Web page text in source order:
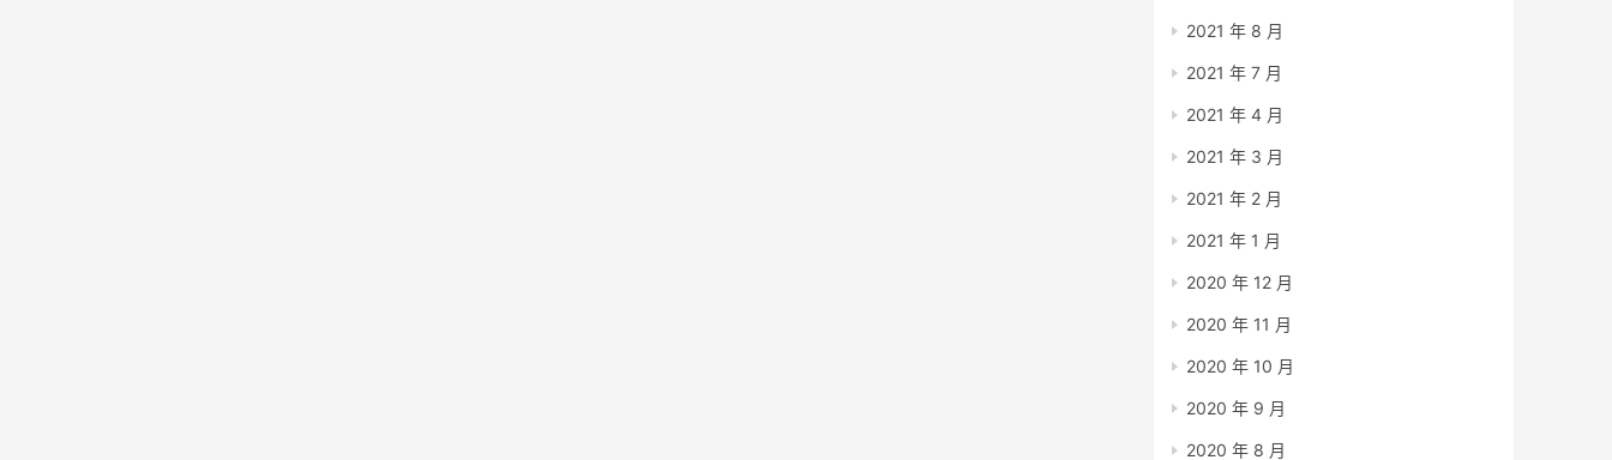
2021 年 8 月
2021 年 7 月
2021 年 4 月
2021 年 3 月
2021 年 2 月
2021 年 1 月
2020 年 12 月
2020 年 11 月
2020 年 10 月
2020 年 9 月
2020 年 8 月